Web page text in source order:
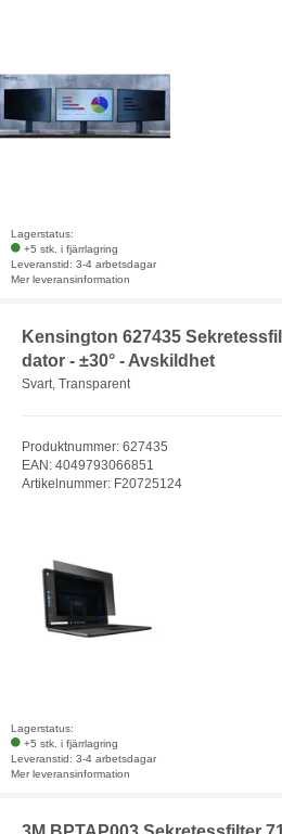
Lagerstatus:
+5 stk. i fjärrlagring
Leveranstid: 3-4 arbetsdagar
Mer leveransinformation
Kensington 627435
dator - ±30° - Avskildhet
Svart, Transparent
Produktnummer: 627435
EAN: 4049793066851
Artikelnummer: F20725124
Lagerstatus:
+5 stk. i fjärrlagring
Leveranstid: 3-4 arbetsdagar
Mer leveransinformation